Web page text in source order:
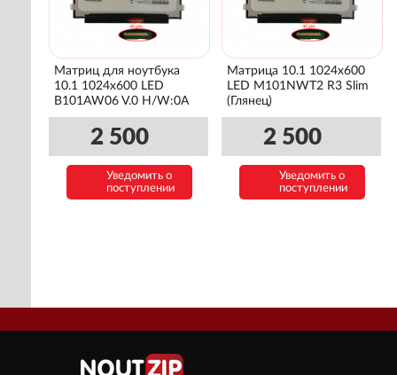
Матриц для ноутбука
10.1 1024x600 LED
B101AW06 V.0 H/W:0A
2 500
Уведомить о
поступлении
Матрица 10.1 1024x600
LED M101NWT2 R3 Slim
(Глянец)
2 500
Уведомить о
поступлении